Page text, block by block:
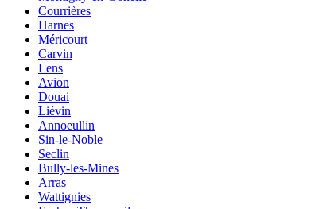
Courrières
Harnes
Méricourt
Carvin
Lens
Avion
Douai
Liévin
Annoeullin
Sin-le-Noble
Seclin
Bully-les-Mines
Arras
Wattignies